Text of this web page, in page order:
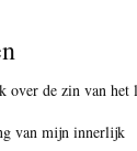
over de zin van het
van mijn innerlijk